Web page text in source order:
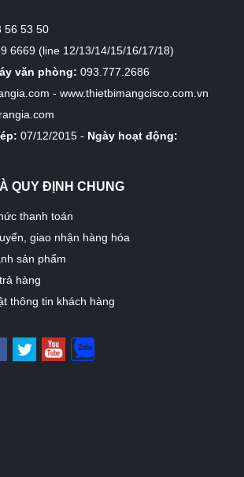
56 53 50
6669 (line 12/13/14/15/16/17/18)
văn phòng: 093.777.2686
- www.thietbimangcisco.com.vn
07/12/2015 - Ngày hoạt động:
QUY ĐỊNH CHUNG
thanh toán
giao nhận hàng hóa
sản phẩm
hàng
thông tin khách hàng